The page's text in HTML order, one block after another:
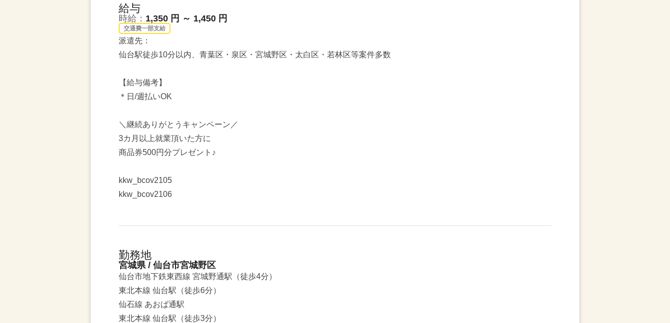
給与
時給： 1,350 円 ～ 1,450 円
交通費一部支給
派遣先：
仙台駅徒歩10分以内、青葉区・泉区・宮城野区・太白区・若林区等案件多数
【給与備考】
＊日/週払いOK
＼継続ありがとうキャンペーン／
3カ月以上就業頂いた方に
商品券500円分プレゼント♪
kkw_bcov2105
kkw_bcov2106
勤務地
宮城県 / 仙台市宮城野区
仙台市地下鉄東西線 宮城野通駅（徒歩4分）
東北本線 仙台駅（徒歩6分）
仙石線 あおば通駅
東北本線 仙台駅（徒歩3分）